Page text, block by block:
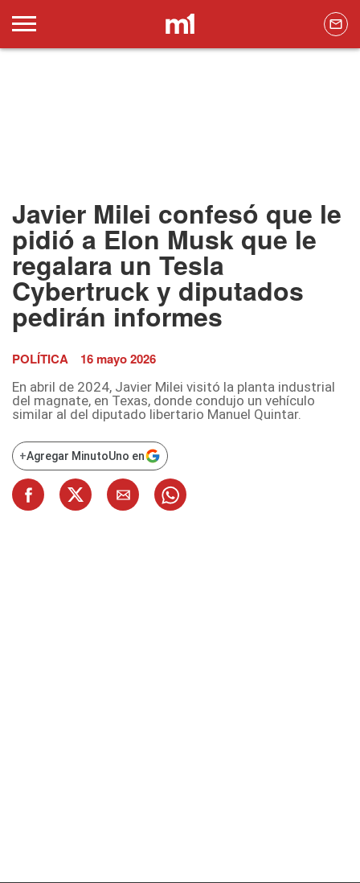
Javier Milei confesó que le
pidió a Elon Musk que le
regalara un Tesla
Cybertruck y diputados
pedirán informes
POLÍTICA 16 mayo 2026
En abril de 2024, Javier Milei visitó la planta industrial
del magnate, en Texas, donde condujo un vehículo
similar al del diputado libertario Manuel Quintar.
+Agregar MinutoUno en